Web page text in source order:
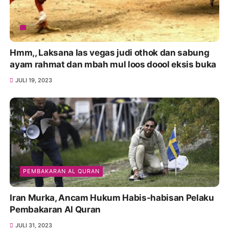
Hmm,, Laksana las vegas judi othok dan sabung
ayam rahmat dan mbah mul loos doool eksis buka
JULI 19, 2023
PEMBAKARAN AL QURAN
Iran Murka, Ancam Hukum Habis-habisan Pelaku
Pembakaran Al Quran
JULI 31, 2023